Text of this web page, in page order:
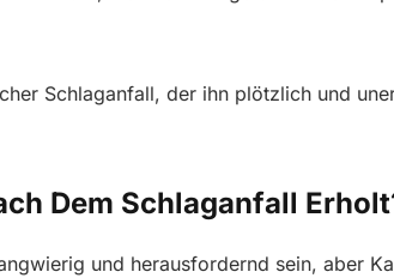
Schlaganfall, der ihn plötzlich und
Dem Schlaganfall
und herausfordernd sein, aber